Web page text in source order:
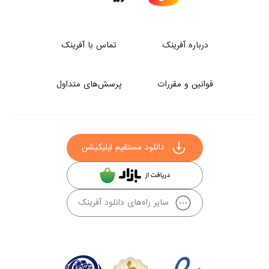
درباره آفرینک تماس با آفرینک
قوانین و مقررات پرسش‌های متداول
دانلود مستقیم اپلیکیشن
سایر راه‌های دانلود آفرینک